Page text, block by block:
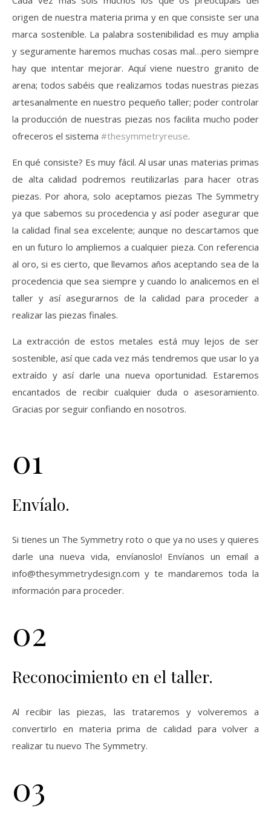
origen de nuestra materia prima y en que consiste ser una
marca sostenible. La palabra sostenibilidad es muy amplia
y seguramente haremos muchas cosas mal…pero siempre
hay que intentar mejorar. Aquí viene nuestro granito de
arena; todos sabéis que realizamos todas nuestras piezas
artesanalmente en nuestro pequeño taller; poder controlar
la producción de nuestras piezas nos facilita mucho poder
ofreceros el sistema #thesymmetryreuse.
En qué consiste? Es muy fácil. Al usar unas materias primas
de alta calidad podremos reutilizarlas para hacer otras
piezas. Por ahora, solo aceptamos piezas The Symmetry
ya que sabemos su procedencia y así poder asegurar que
la calidad final sea excelente; aunque no descartamos que
en un futuro lo ampliemos a cualquier pieza. Con referencia
al oro, si es cierto, que llevamos años aceptando sea de la
procedencia que sea siempre y cuando lo analicemos en el
taller y así asegurarnos de la calidad para proceder a
realizar las piezas finales.
La extracción de estos metales está muy lejos de ser
sostenible, así que cada vez más tendremos que usar lo ya
extraído y así darle una nueva oportunidad. Estaremos
encantados de recibir cualquier duda o asesoramiento.
Gracias por seguir confiando en nosotros.
01
Envíalo.
Si tienes un The Symmetry roto o que ya no uses y quieres
darle una nueva vida, envíanoslo! Envíanos un email a
info@thesymmetrydesign.com y te mandaremos toda la
información para proceder.
02
Reconocimiento en el taller.
Al recibir las piezas, las trataremos y volveremos a
convertirlo en materia prima de calidad para volver a
realizar tu nuevo The Symmetry.
03